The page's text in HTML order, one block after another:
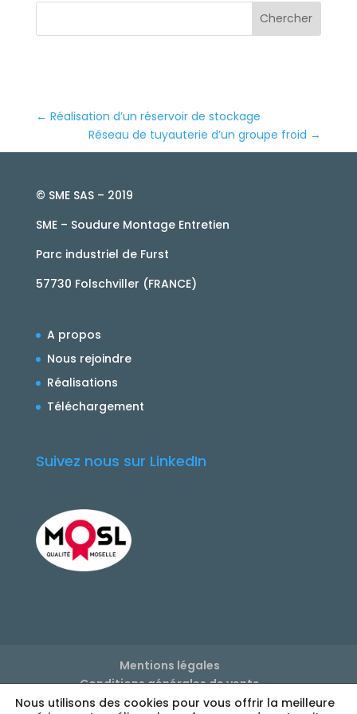
← Réalisation d’un réservoir de stockage
Réseau de tuyauterie d’un groupe froid →
© SME SAS – 2019
SME – Soudure Montage Entretien
Parc industriel de Furst
57730 Folschviller (FRANCE)
A propos
Nous rejoindre
Réalisations
Téléchargement
Suivez nous sur LinkedIn
Mentions légales
Conditions générales de vente
Politique de confidentialité
Nous utilisons des cookies pour vous offrir la meilleure